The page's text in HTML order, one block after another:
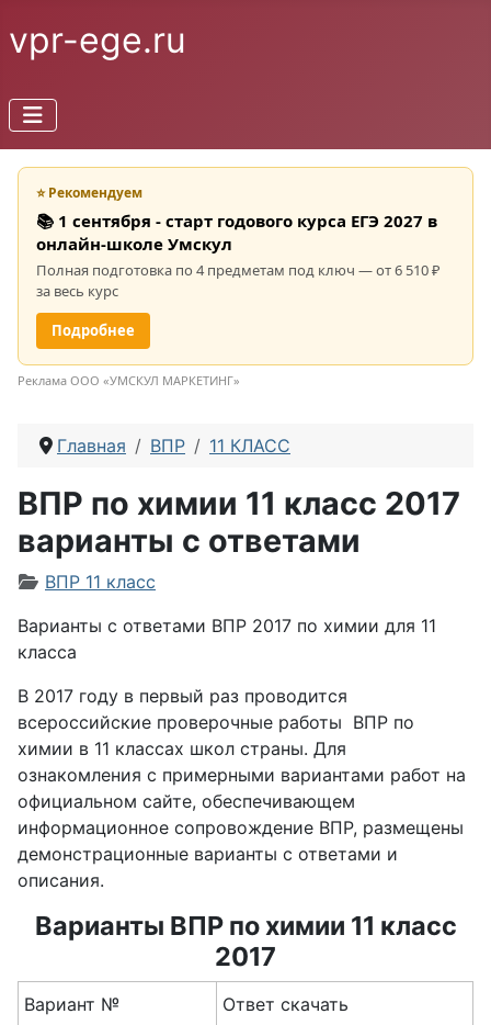
vpr-ege.ru
⭐ Рекомендуем
📚 1 сентября - старт годового курса ЕГЭ 2027 в
онлайн-школе Умскул
Полная подготовка по 4 предметам под ключ — от 6 510 ₽
за весь курс
Подробнее
Реклама ООО «УМСКУЛ МАРКЕТИНГ»
Главная ВПР 11 КЛАСС
ВПР по химии 11 класс 2017
варианты с ответами
Информация о материале
ВПР 11 класс
Варианты с ответами ВПР 2017 по химии для 11
класса
В 2017 году в первый раз проводится
всероссийские проверочные работы ВПР по
химии в 11 классах школ страны. Для
ознакомления с примерными вариантами работ на
официальном сайте, обеспечивающем
информационное сопровождение ВПР, размещены
демонстрационные варианты с ответами и
описания.
Варианты ВПР по химии 11 класс
2017
Вариант № Ответ скачать